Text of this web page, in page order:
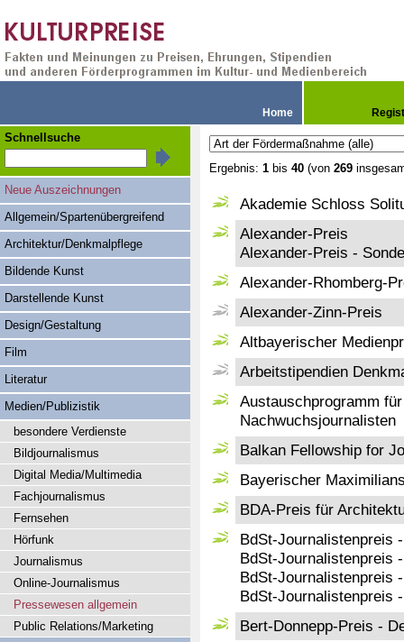
Home
Ergebnis: 1 bis 40 (von 269
Akademie Schloss
Alexander-Preis
Alexander-Preis -
Alexander-Rhomberg-
Alexander-Zinn-Preis
Altbayerischer
Arbeitstipendien
Austauschprogramm
Nachwuchsjournalisten
Balkan Fellowship for
Bayerischer
BDA-Preis für
BdSt-Journalistenpreis
BdSt-Journalistenpreis
BdSt-Journalistenpreis
BdSt-Journalistenpreis
Bert-Donnepp-Preis -
Schnellsuche
Neue Auszeichnungen
Allgemein/Spartenübergreifend
Architektur/Denkmalpflege
Bildende Kunst
Darstellende Kunst
Design/Gestaltung
Film
Literatur
Medien/Publizistik
besondere Verdienste
Bildjournalismus
Digital Media/Multimedia
Fachjournalismus
Fernsehen
Hörfunk
Journalismus
Online-Journalismus
Pressewesen allgemein
Public Relations/Marketing